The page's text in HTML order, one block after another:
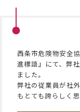
西条市危険物安全
進標語』にて、弊
ました。
弊社の従業員が社
もとても誇らしく